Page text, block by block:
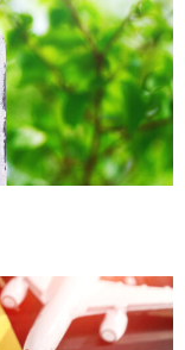
© Michael Bihlmayer